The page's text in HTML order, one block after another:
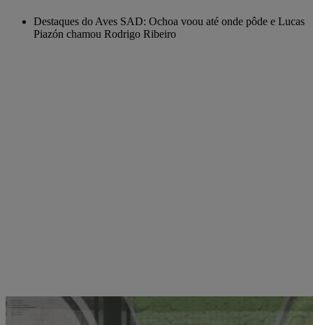
Destaques do Aves SAD: Ochoa voou até onde pôde e Lucas
Piazón chamou Rodrigo Ribeiro